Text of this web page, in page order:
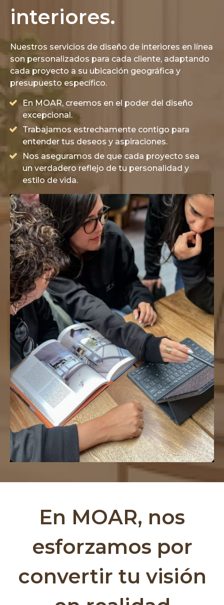
interiores.
Nuestros servicios de diseño de interiores en línea
son personalizados para cada cliente, adaptando
cada proyecto a su ubicación geográfica y
presupuesto específico.
En MOAR, creemos en el poder del diseño
excepcional.
Trabajamos estrechamente contigo para
entender tus deseos y aspiraciones.
Nos aseguramos de que cada proyecto sea
un verdadero reflejo de tu personalidad y
estilo de vida.
En MOAR, nos
esforzamos por
convertir tu visión